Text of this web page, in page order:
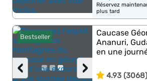
Réservez
plus tard
Bestseller
›
‹
Caucase
Ananuri,
en une
4.93 (3068)